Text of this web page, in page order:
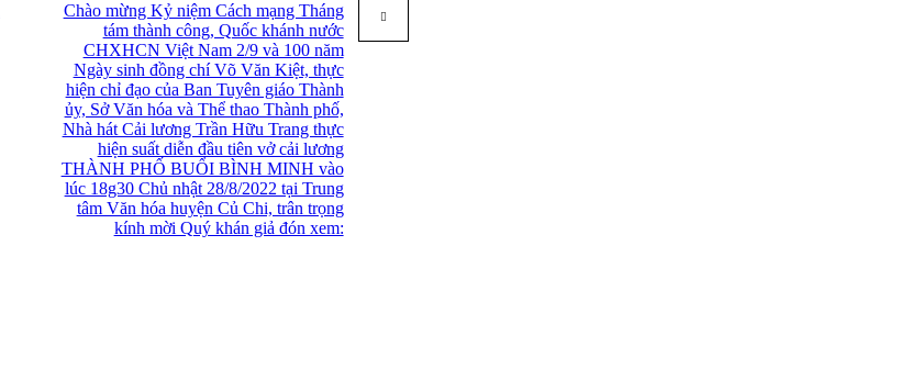
Chào mừng Kỷ niệm Cách mạng Tháng
tám thành công, Quốc khánh nước
CHXHCN Việt Nam 2/9 và 100 năm
Ngày sinh đồng chí Võ Văn Kiệt, thực
hiện chỉ đạo của Ban Tuyên giáo Thành
ủy, Sở Văn hóa và Thể thao Thành phố,
Nhà hát Cải lương Trần Hữu Trang thực
hiện suất diễn đầu tiên vở cải lương
THÀNH PHỐ BUỔI BÌNH MINH vào
lúc 18g30 Chủ nhật 28/8/2022 tại Trung
tâm Văn hóa huyện Củ Chi, trân trọng
kính mời Quý khán giả đón xem: